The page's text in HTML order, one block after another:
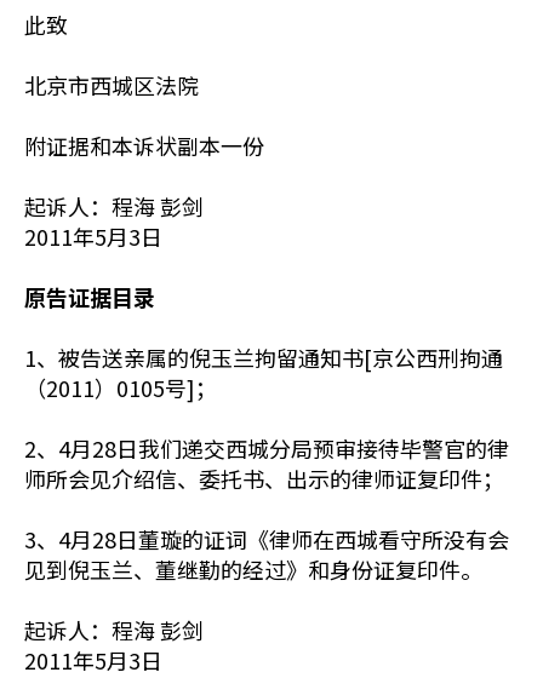
此致
北京市西城区法院
附证据和本诉状副本一份
起诉人：程海 彭剑
2011年5月3日
原告证据目录
1、被告送亲属的倪玉兰拘留通知书[京公西刑拘通
（2011）0105号]；
2、4月28日我们递交西城分局预审接待毕警官的律
师所会见介绍信、委托书、出示的律师证复印件；
3、4月28日董璇的证词《律师在西城看守所没有会
见到倪玉兰、董继勤的经过》和身份证复印件。
起诉人：程海 彭剑
2011年5月3日